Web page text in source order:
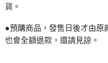
貨。
●預購商品，發售日後才由原
也會全額退款，還請見諒。